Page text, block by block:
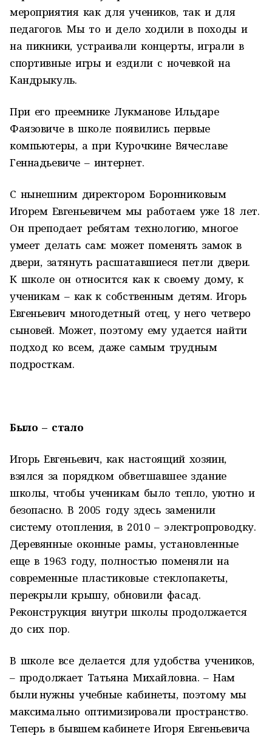
мероприятия как для учеников, так и для
педагогов. Мы то и дело ходили в походы и
на пикники, устраивали концерты, играли в
спортивные игры и ездили с ночевкой на
Кандрыкуль.
При его преемнике Лукманове Ильдаре
Фаязовиче в школе появились первые
компьютеры, а при Курочкине Вячеславе
Геннадьевиче – интернет.
С нынешним директором Боронниковым
Игорем Евгеньевичем мы работаем уже 18 лет.
Он преподает ребятам технологию, многое
умеет делать сам: может поменять замок в
двери, затянуть расшатавшиеся петли двери.
К школе он относится как к своему дому, к
ученикам – как к собственным детям. Игорь
Евгеньевич многодетный отец, у него четверо
сыновей. Может, поэтому ему удается найти
подход ко всем, даже самым трудным
подросткам.
Было – стало
Игорь Евгеньевич, как настоящий хозяин,
взялся за порядком обветшавшее здание
школы, чтобы ученикам было тепло, уютно и
безопасно. В 2005 году здесь заменили
систему отопления, в 2010 – электропроводку.
Деревянные оконные рамы, установленные
еще в 1963 году, полностью поменяли на
современные пластиковые стеклопакеты,
перекрыли крышу, обновили фасад.
Реконструкция внутри школы продолжается
до сих пор.
В школе все делается для удобства учеников,
– продолжает Татьяна Михайловна. – Нам
были нужны учебные кабинеты, поэтому мы
максимально оптимизировали пространство.
Теперь в бывшем кабинете Игоря Евгеньевича